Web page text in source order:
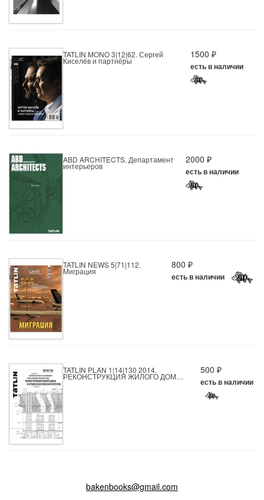
TATLIN MONO 3|12|62. Сергей
Киселёв и партнёры
1500 ₽
есть в наличии
ABD ARCHITECTS. Департамент
интерьеров
2000 ₽
есть в наличии
TATLIN NEWS 5|71|112.
Миграция
800 ₽
есть в наличии
TATLIN PLAN 1|14|130 2014.
РЕКОНСТРУКЦИЯ ЖИЛОГО ДОМ…
500 ₽
есть в наличии
bakenbooks@gmail.com